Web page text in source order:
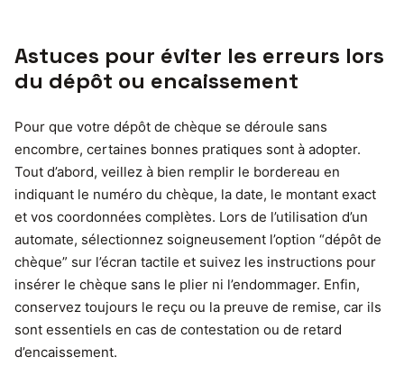
Astuces pour éviter les erreurs lors
du dépôt ou encaissement
Pour que votre dépôt de chèque se déroule sans
encombre, certaines bonnes pratiques sont à adopter.
Tout d’abord, veillez à bien remplir le bordereau en
indiquant le numéro du chèque, la date, le montant exact
et vos coordonnées complètes. Lors de l’utilisation d’un
automate, sélectionnez soigneusement l’option “dépôt de
chèque” sur l’écran tactile et suivez les instructions pour
insérer le chèque sans le plier ni l’endommager. Enfin,
conservez toujours le reçu ou la preuve de remise, car ils
sont essentiels en cas de contestation ou de retard
d’encaissement.